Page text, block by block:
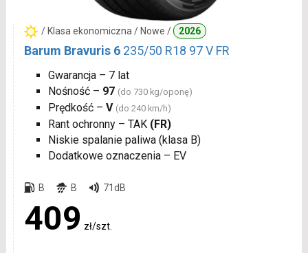
/ Klasa ekonomiczna / Nowe / 2026
Barum Bravuris 6 235/50 R18 97 V FR
Gwarancja – 7 lat
Nośność – 97 (do 730 kg/oponę)
Prędkość – V (do 240 km/h)
Rant ochronny – TAK (FR)
Niskie spalanie paliwa (klasa B)
Dodatkowe oznaczenia – EV
B B 71dB
409 zł/szt.